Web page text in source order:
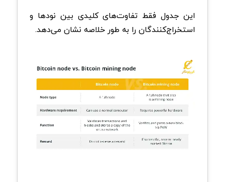
این جدول فقط تفاوت‌های کلیدی بین نود‌ها و
استخراج‌کنندگان را به طور خلاصه نشان می‌دهد.